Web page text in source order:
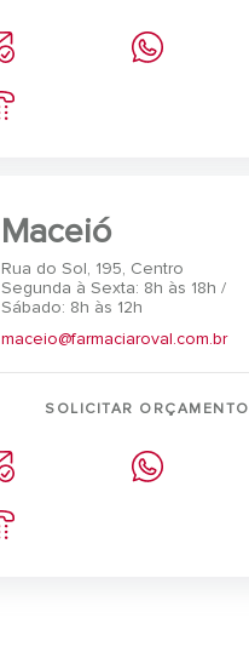
Maceió
Rua do Sol, 195, Centro
Segunda à Sexta: 8h às 18h /
Sábado: 8h às 12h
maceio@farmaciaroval.com.br
SOLICITAR ORÇAMENTO